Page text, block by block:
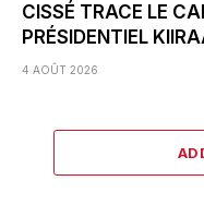
CISSÉ TRACE LE
PRÉSIDENTIEL
4 AOÛT 2026